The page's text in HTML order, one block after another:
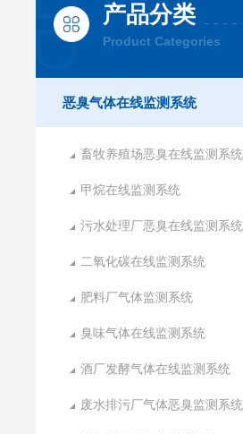
产品分类
Product Categories
恶臭气体在线监测系统
畜牧养殖场恶臭在线监测系统
甲烷在线监测系统
污水处理厂恶臭在线监测系统
二氧化碳在线监测系统
肥料厂气体监测系统
臭味气体在线监测系统
酒厂发酵气体在线监测系统
废水排污厂气体恶臭监测系统